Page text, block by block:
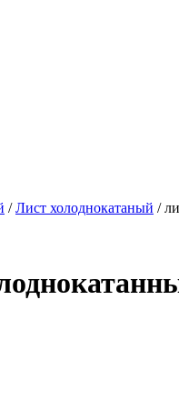
/Лист холоднокатаный /